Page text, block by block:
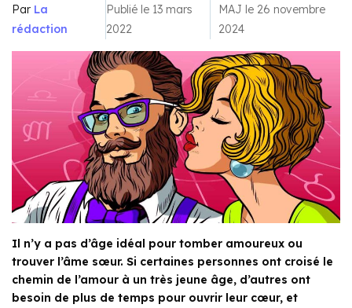
Par La
rédaction
Publié le 13 mars
2022
MAJ le 26 novembre
2024
Il n’y a pas d’âge idéal pour tomber amoureux ou
trouver l’âme sœur. Si certaines personnes ont croisé le
chemin de l’amour à un très jeune âge, d’autres ont
besoin de plus de temps pour ouvrir leur cœur, et